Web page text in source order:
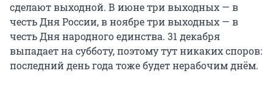
сделают выходной. В июне три выходных — в
честь Дня России, в ноябре три выходных — в
честь Дня народного единства. 31 декабря
выпадает на субботу, поэтому тут никаких споров:
последний день года тоже будет нерабочим днём.